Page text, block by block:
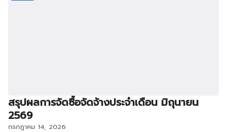
สรุปผลการจัดซื้อจัดจ้างประจำเดือน มิถุนายน
2569
กรกฎาคม 14, 2026